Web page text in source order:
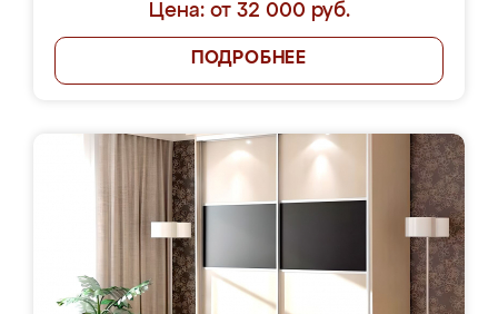
Цена: от 32 000 руб.
ПОДРОБНЕЕ